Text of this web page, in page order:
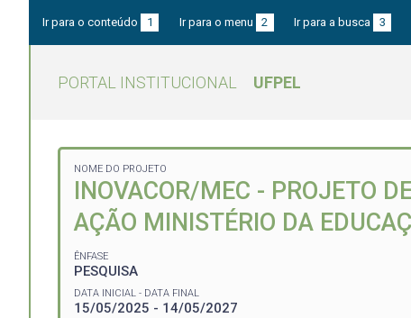
Ir para o conteúdo 1 Ir para o menu 2 Ir para a busca 3
PORTAL INSTITUCIONAL UFPEL
NOME DO PROJETO
INOVACOR/MEC - PROJETO
AÇÃO MINISTÉRIO DA
ÊNFASE
PESQUISA
DATA INICIAL - DATA FINAL
15/05/2025 - 14/05/2027